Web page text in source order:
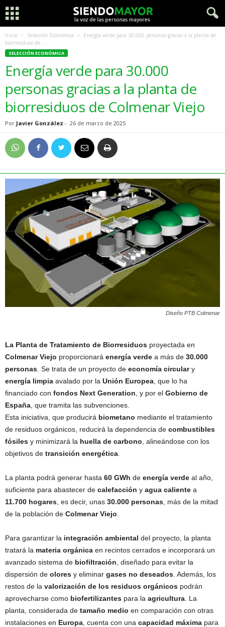
Inicio Selección Económica
Energía verde para 30.000 personas gracias a la planta de
biorresiduos de...
SELECCIÓN ECONÓMICA
Energía verde para 30.000
personas gracias a la planta de
biorresiduos de Colmenar Viejo
Por Javier González - 26 de marzo de 2025
Diseño PTB Colmenar
La Planta de Tratamiento de Biorresiduos proyectada en
Colmenar Viejo proporcionará energía verde a más de 30.000
personas . Se trata de un proyecto de economía circulary
energía limpia avalado por la Unión Europea , que lo ha
financiado con fondos Next Generation , y por el Gobierno de
España , que tramita las subvenciones.
Esta iniciativa, que producirá biometano mediante el tratamiento
de residuos orgánicos, reducirá la dependencia de combustibles
fósiles y minimizará la huella de carbono , alineándose con los
objetivos de transición energética
La planta podrá generar hasta 60 GWh de energía verde al año,
suficiente para abastecer de calefacción y agua caliente a
11.700 hogares , es decir, unas 30.000 personas , más de la mitad
de la población de Colmenar Viejo
Para garantizar la integración ambiental del proyecto, la planta
tratará la materia orgánica en recintos cerrados e incorporará un
avanzado sistema de biofiltración , diseñado para evitar la
dispersión de olores y eliminar gases no deseados . Además, los
restos de la valorización de los residuos orgánicos podrán
aprovecharse como biofertilizantes para la agricultura . La
planta, considerada de tamaño medio en comparación con otras
instalaciones en Europa , cuenta con una capacidad máxima para